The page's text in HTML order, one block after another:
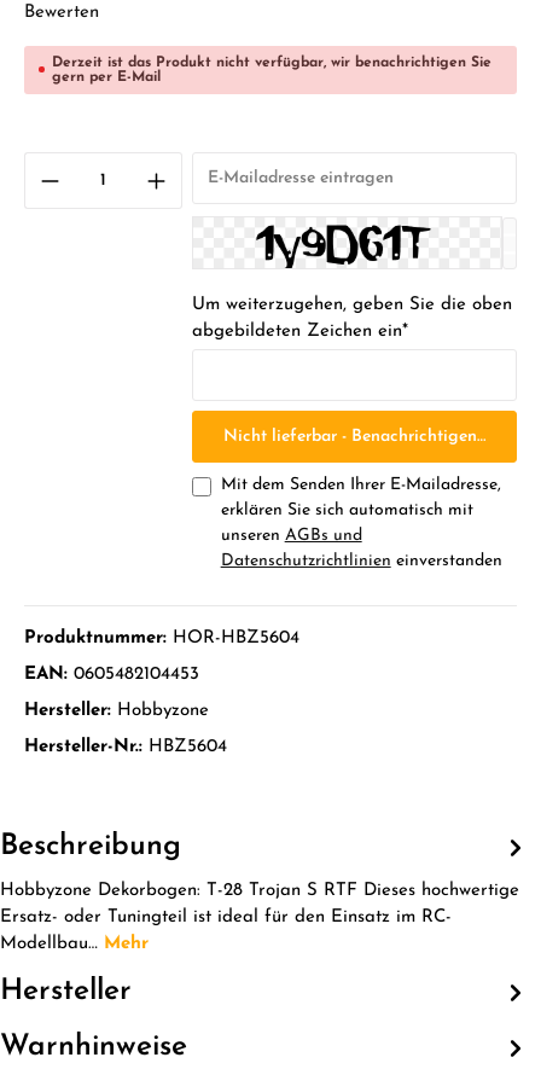
Durchschnittliche Bewertung von 0 von 5 Sternen
Bewerten
Derzeit ist das Produkt nicht verfügbar, wir benachrichtigen Sie
gern per E-Mail
Um weiterzugehen, geben Sie die oben
abgebildeten Zeichen ein*
Nicht lieferbar - Benachrichtigen Sie
Mit dem Senden Ihrer E-Mailadresse,
erklären Sie sich automatisch mit
unseren AGBs und
Datenschutzrichtlinien einverstanden
Produktnummer: HOR-HBZ5604
EAN: 0605482104453
Hersteller: Hobbyzone
Hersteller-Nr.: HBZ5604
Beschreibung
Hobbyzone Dekorbogen: T-28 Trojan S RTF Dieses hochwertige
Ersatz- oder Tuningteil ist ideal für den Einsatz im RC-
Modellbau… Mehr
Hersteller
Warnhinweise